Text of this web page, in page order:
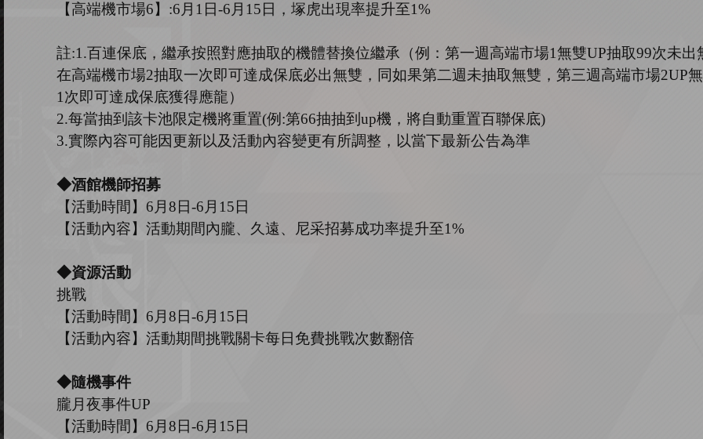
【高端機市場6】 :6月 1 日-6月 15 日，塚虎出現率提升至1%
註:1.百連保底，繼承按照對應抽取的機體替換位繼承（例：第一週高端市場1無雙UP抽取99次未出
在高端機市場2抽取一次即可達成保底必出無雙，同如果第二週未抽取無雙，第三週高端市場2UP
1次即可達成保底獲得應龍）
2.每當抽到該卡池限定機將重置(例 :第66抽抽到 up機，將自動重置百聯保底)
3.實際內容可能因更新以及活動內容變更有所調整，以當下最新公告為準
◆酒館機師招募
【活動時間】 6月 8 日-6月 15 日
【活動內容】活動期間內朧、久遠、尼采招募成功率提升至1%
◆資源活動
挑戰
【活動時間】 6月 8 日-6月 15 日
【活動內容】活動期間挑戰關卡每日免費挑戰次數翻倍
◆隨機事件
朧月夜事件UP
【活動時間】 6月 8 日-6月 15 日